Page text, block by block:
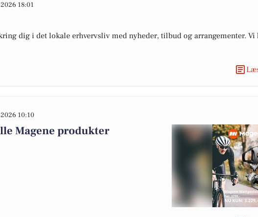
18:01
dig i det lokale erhvervsliv med nyheder, tilbud og arrangementer. Vi
10:10
Magene produkter